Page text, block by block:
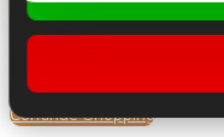
Continue Shopping